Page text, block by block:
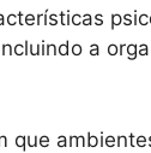
a
que